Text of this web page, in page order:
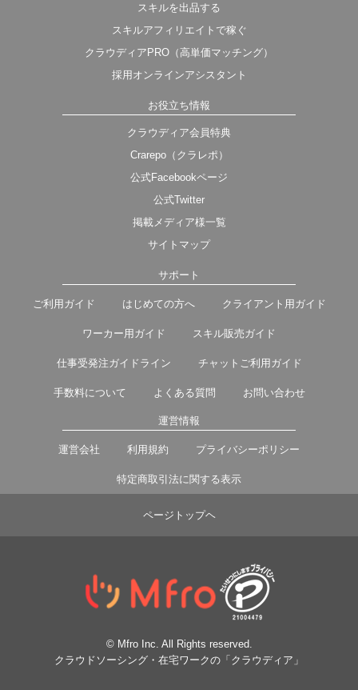
スキルを出品する
スキルアフィリエイトで稼ぐ
クラウディアPRO（高単価マッチング）
採用オンラインアシスタント
お役立ち情報
クラウディア会員特典
Crarepo（クラレポ）
公式Facebookページ
公式Twitter
掲載メディア様一覧
サイトマップ
サポート
ご利用ガイド はじめての方へ クライアント用ガイド
ワーカー用ガイド スキル販売ガイド
仕事受発注ガイドライン チャットご利用ガイド
手数料について よくある質問 お問い合わせ
運営情報
運営会社 利用規約 プライバシーポリシー
特定商取引法に関する表示
ページトップヘ
© Mfro Inc. All Rights reserved.
クラウドソーシング・在宅ワークの「クラウディア」